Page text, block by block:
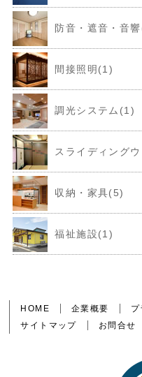
防音・遮音・音
間接照明(1)
調光システム(1)
スライディング
収納・家具(5)
福祉施設(1)
HOME 企業概要
サイトマップ
お問合せ